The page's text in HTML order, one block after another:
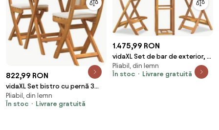
822,99 RON
vidaXL Set bistro cu pernă 3
pcs Ulei Natural Lemn Solid de
Acacia
Pliabil, din lemn
În stoc
Livrare gratuită
1.475,99 RON
vidaXL Set de bar de exterior, 3
piese, lemn masiv de acacia
Pliabil, din lemn
În stoc
Livrare gratuită